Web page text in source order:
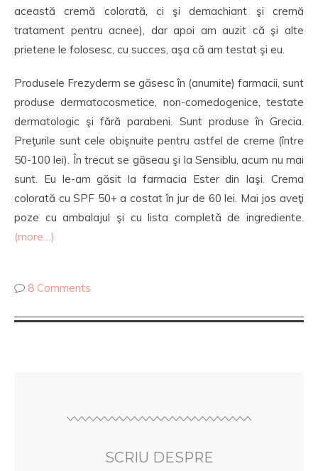
această cremă colorată, ci şi demachiant şi cremă
tratament pentru acnee), dar apoi am auzit că şi alte
prietene le folosesc, cu succes, aşa că am testat şi eu.
Produsele Frezyderm se găsesc în (anumite) farmacii, sunt
produse dermatocosmetice, non-comedogenice, testate
dermatologic şi fără parabeni. Sunt produse în Grecia.
Preţurile sunt cele obişnuite pentru astfel de creme (între
50-100 lei). În trecut se găseau şi la Sensiblu, acum nu mai
sunt. Eu le-am găsit la farmacia Ester din Iaşi. Crema
colorată cu SPF 50+ a costat în jur de 60 lei. Mai jos aveţi
poze cu ambalajul şi cu lista completă de ingrediente.
(more…)
8 Comments
SCRIU DESPRE